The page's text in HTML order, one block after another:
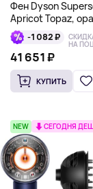
Фен Dyson
Apricot Topaz,
-1 082 ₽
НА
41 651 ₽
КУПИТЬ
NEW СЕГОДНЯ